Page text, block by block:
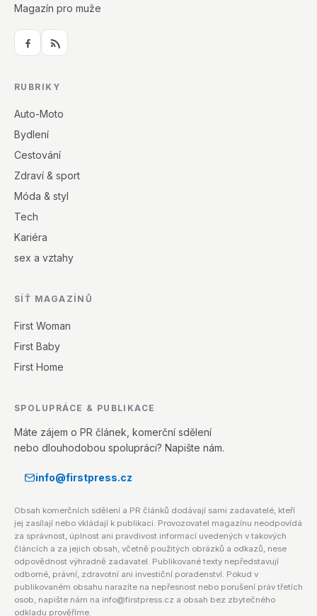
Magazín pro muže
RUBRIKY
Auto-Moto
Bydlení
Cestování
Zdraví & sport
Móda & styl
Tech
Kariéra
sex a vztahy
SÍŤ MAGAZÍNŮ
First Woman
First Baby
First Home
SPOLUPRÁCE & PUBLIKACE
Máte zájem o PR článek, komerční sdělení
nebo dlouhodobou spolupráci? Napište nám.
info@firstpress.cz
Obsah komerčních sdělení a PR článků dodávají sami zadavatelé, kteří
jej zasílají nebo vkládají k publikaci. Provozovatel magazínu neodpovídá
za správnost, úplnost ani pravdivost informací uvedených v takových
článcích a za jejich obsah, včetně použitých obrázků a odkazů, nese
odpovědnost výhradně zadavatel. Publikované texty nepředstavují
odborné, právní, zdravotní ani investiční poradenství. Pokud v
publikovaném obsahu narazíte na nepřesnost nebo porušení práv třetích
osob, napište nám na info@firstpress.cz a obsah bez zbytečného
odkladu prověříme.